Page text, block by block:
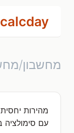
calcday
מחשבון/
מהירות
עם סימולציה